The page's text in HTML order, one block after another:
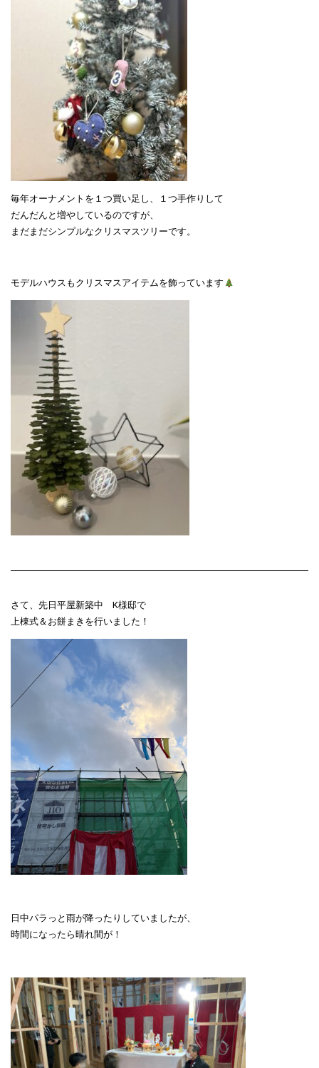
毎年オーナメントを１つ買い足し、１つ手作りして
だんだんと増やしているのですが、
まだまだシンプルなクリスマスツリーです。
モデルハウスもクリスマスアイテムを飾っています
さて、先日平屋新築中 K様邸で
上棟式＆お餅まきを行いました！
日中パラっと雨が降ったりしていましたが、
時間になったら晴れ間が！